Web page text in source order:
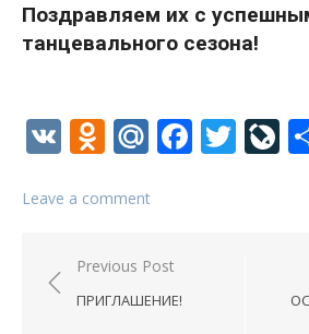
Поздравляем их с
танцевального сезона!
VK Mail.Ru
Leave a comment
Навигация
по
Previous Post
ПРИГЛАШЕНИЕ!